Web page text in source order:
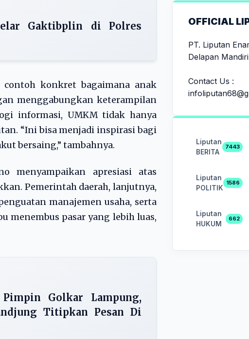
Gaktibplin di Polres
konkret bagaimana anak
menggabungkan keterampilan
informasi, UMKM tidak hanya
“Ini bisa menjadi inspirasi bagi
bersaing,” tambahnya.
menyampaikan apresiasi atas
Pemerintah daerah, lanjutnya,
manajemen usaha, serta
menembus pasar yang lebih luas,
Golkar Lampung,
Titipkan Pesan Di
OFFICIAL
PT. Liputan
Delapan Mandiri
Contact Us :
Liputan
BERITA
7443
Liputan
POLITIK
1586
Liputan
HUKUM
662